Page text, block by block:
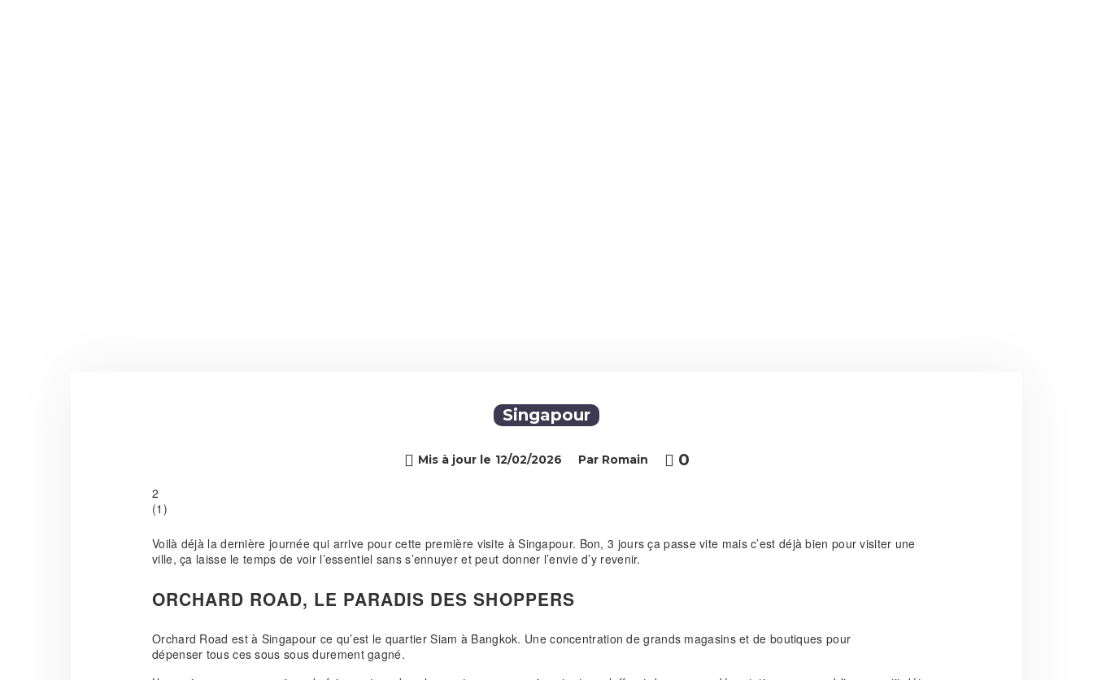
Singapour
 Mis à jour le 12/02/2026 Par Romain 0
2
(1 )
Voilà déjà la dernière journée qui arrive pour cette première visite à Singapour. Bon, 3 jours ça passe vite mais c’est déjà bien pour visiter une
ville, ça laisse le temps de voir l’essentiel sans s’ennuyer et peut donner l’envie d’y revenir.
ORCHARD ROAD, LE PARADIS DES SHOPPERS
Orchard Road est à Singapour ce qu’est le quartier Siam à Bangkok. Une concentration de grands magasins et de boutiques pour
dépenser tous ces sous sous durement gagné.